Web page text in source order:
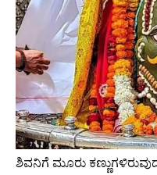
ಶಿವನಿಗೆ ಮೂರು